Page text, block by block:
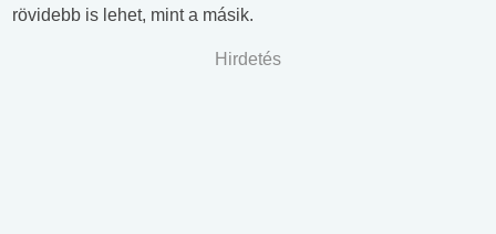
rövidebb is lehet, mint a másik.
Hirdetés